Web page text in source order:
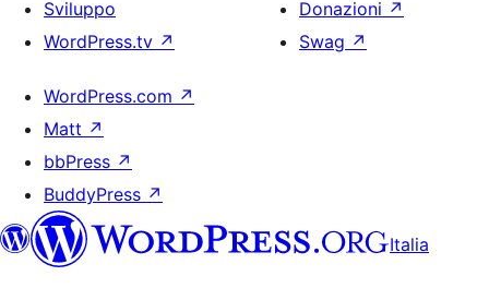
Sviluppo
WordPress.tv ↗
Donazioni ↗
Swag ↗
WordPress.com ↗
Matt ↗
bbPress ↗
BuddyPress ↗
Italia